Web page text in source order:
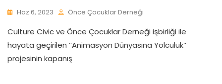
Haz 6, 2023 Önce Çocuklar Derneği
Culture Civic ve Önce Çocuklar Derneği işbirliği ile
hayata geçirilen ‘’Animasyon Dünyasına Yolculuk’’
projesinin kapanış